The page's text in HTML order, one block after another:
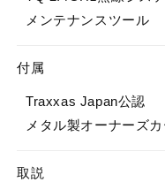
メンテナンスツール
付属
Traxxas Japan公認
メタル製オーナーズ
取説